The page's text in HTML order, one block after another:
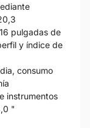
pulgadas de
y índice de
consumo
instrumentos
"